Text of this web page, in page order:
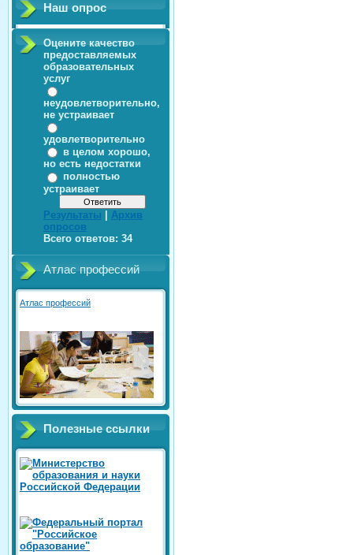
Наш опрос
Оцените качество
предоставляемых
образовательных
услуг
неудовлетворительно,
не устраивает
удовлетворительно
в целом хорошо,
но есть недостатки
полностью
устраивает
Результаты
Архив
опросов
Всего ответов: 34
Атлас профессий
Атлас профессий
Полезные ссылки